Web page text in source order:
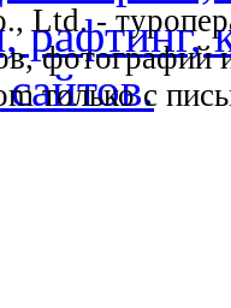
Ltd. -
только с